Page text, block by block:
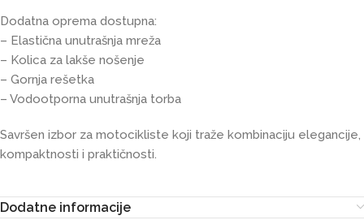
Dodatna oprema dostupna:
– Elastična unutrašnja mreža
– Kolica za lakše nošenje
– Gornja rešetka
– Vodootporna unutrašnja torba
Savršen izbor za motocikliste koji traže kombinaciju elegancije,
kompaktnosti i praktičnosti.
Dodatne informacije